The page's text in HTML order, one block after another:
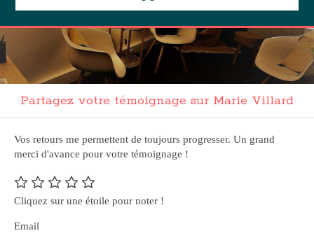
Partagez votre témoignage sur Marie Villard
Vos retours me permettent de toujours progresser. Un grand
merci d'avance pour votre témoignage !
Cliquez sur une étoile pour noter !
Email